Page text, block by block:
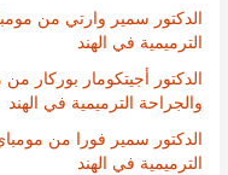
الدكتور سمير وارتي من
الترميمية في الهند
الدكتور أجيتكومار بوركار
والجراحة الترميمية في الهند
الدكتور سمير فورا من
الترميمية في الهند